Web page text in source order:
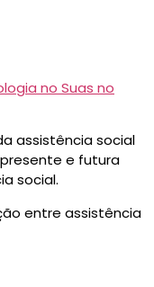
no Suas no
assistência social
e futura
social.
entre assistência